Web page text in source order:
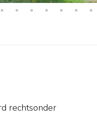
rechtsonder